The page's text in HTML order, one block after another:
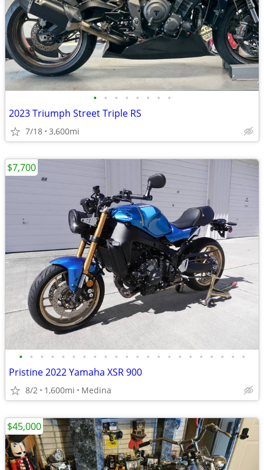
• • • • • • • •
2023 Triumph Street Triple RS
7/18 3,600mi
• • • • • • • • • • • • • • • • • • • • • •
Pristine 2022 Yamaha XSR 900
8/2 1,600mi Medina
$7,700
$45,000